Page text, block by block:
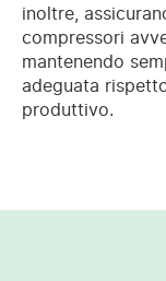
inoltre,
compressori
mantenendo
adeguata
produttivo.